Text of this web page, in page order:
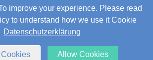
improve your experience. Please read
to understand how we use it Cookie
Datenschutzerklärung
Allow Cookies
Chuangling Machinery Co., Ltd. Alle
Nachrichten RSS XML-Dateien